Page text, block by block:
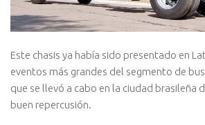
Este chasis ya había sido presentado en
eventos más grandes del segmento de
que se llevó a cabo en la ciudad brasileña
buen repercusión.